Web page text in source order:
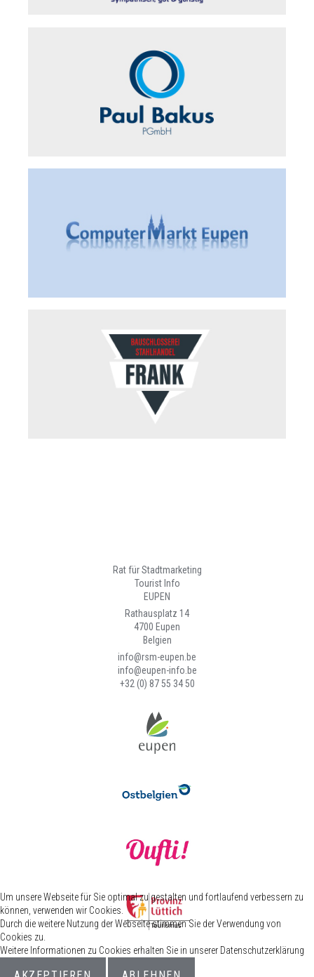
Rat für Stadtmarketing
Tourist Info
EUPEN
Rathausplatz 14
4700 Eupen
Belgien
info@rsm-eupen.be
info@eupen-info.be
+32 (0) 87 55 34 50
Um unsere Webseite für Sie optimal zu gestalten und fortlaufend verbessern zu
können, verwenden wir Cookies.
Durch die weitere Nutzung der Webseite stimmen Sie der Verwendung von
Cookies zu.
Weitere Informationen zu Cookies erhalten Sie in unserer Datenschutzerklärung